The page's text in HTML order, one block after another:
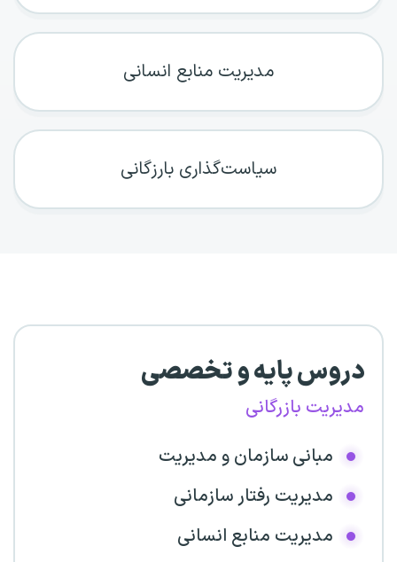
مدیریت منابع انسانی
سیاست‌گذاری بارزگانی
دروس پایه و تخصصی
مدیریت بازرگانی
مبانی سازمان و مدیریت
مدیریت رفتار سازمانی
مدیریت منابع انسانی